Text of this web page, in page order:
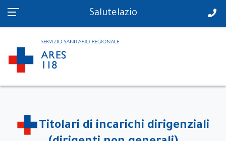
PS in tempo reale Salutelazio
Titolari di incarichi dirigenziali